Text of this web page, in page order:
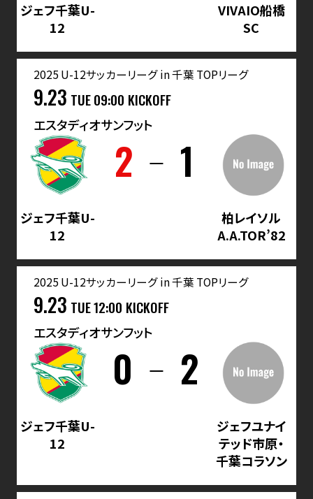
ジェフ千葉U-
12
VIVAIO船橋
SC
2025 U-12サッカーリーグ in 千葉 TOPリーグ
9.23 TUE09:00 KICKOFF
エスタディオサンフット
ジェフ千葉U-
12
2 1
柏レイソル
A.A.TOR’82
2025 U-12サッカーリーグ in 千葉 TOPリーグ
9.23 TUE12:00 KICKOFF
エスタディオサンフット
ジェフ千葉U-
12
0 2
ジェフユナイ
テッド市原・
千葉コラソン